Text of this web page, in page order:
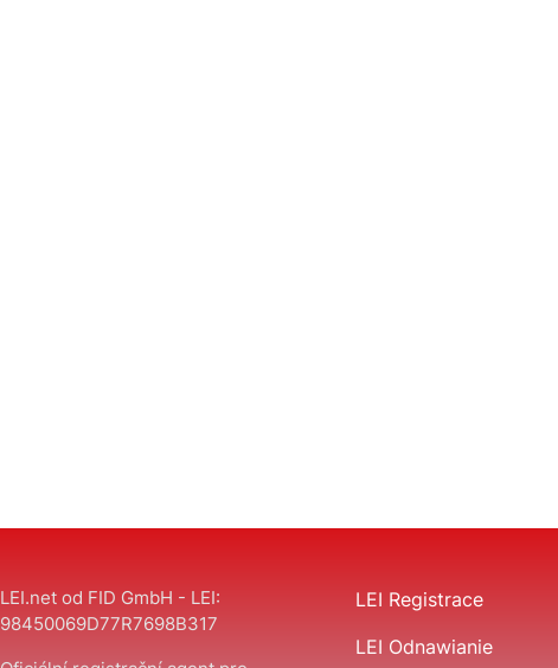
LEI.net od FID GmbH - LEI:
98450069D77R7698B317
LEI Registrace
LEI Odnawianie